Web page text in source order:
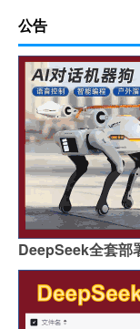
公告
DeepSeek全套部